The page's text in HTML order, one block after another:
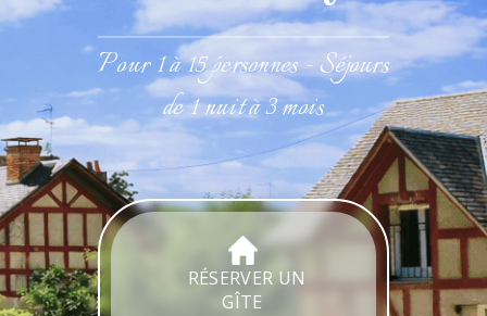
Pour 1 à 15 personnes - Séjours
de 1 nuit à 3 mois
RÉSERVER UN
GÎTE